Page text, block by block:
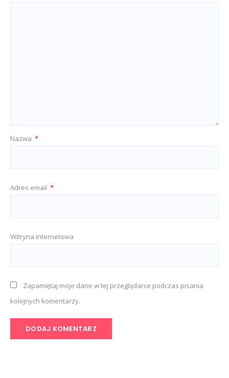
Nazwa *
Adres email *
Witryna internetowa
Zapamiętaj moje dane w tej przeglądarce podczas pisania
kolejnych komentarzy.